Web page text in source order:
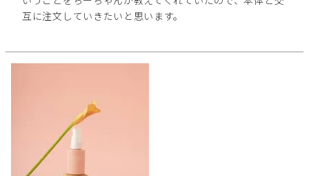
互に注文していきたいと思います。